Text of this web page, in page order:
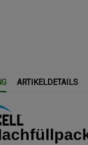
ARTIKELDETAILS